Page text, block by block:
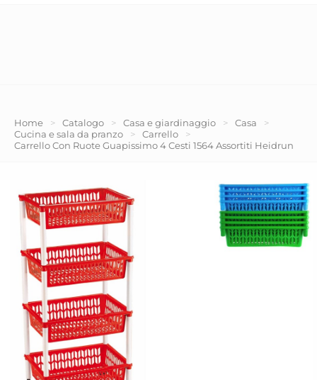
Home > Catalogo > Casa e giardinaggio > Casa
>
Cucina e sala da pranzo
> Carrello
>
Carrello Con Ruote Guapissimo 4 Cesti 1564 Assortiti Heidrun